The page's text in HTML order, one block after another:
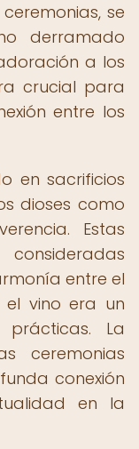
se
derramado
a los
crucial para
entre los
en sacrificios
dioses como
Estas
entre el
el vino era un
La
ceremonias
conexión
en la